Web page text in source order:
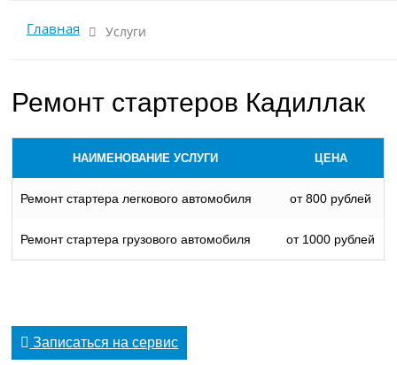
Главная Услуги
Ремонт стартеров Кадиллак
НАИМЕНОВАНИЕ УСЛУГИ ЦЕНА
Ремонт стартера легкового автомобиля от 800 рублей
Ремонт стартера грузового автомобиля от 1000 рублей
Записаться на сервис